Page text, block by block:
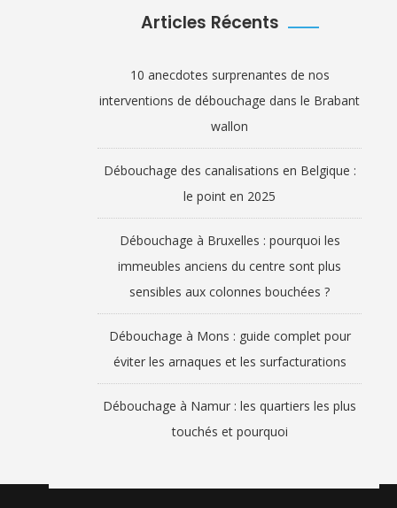
Articles Récents
10 anecdotes surprenantes de nos
interventions de débouchage dans le Brabant
wallon
Débouchage des canalisations en Belgique :
le point en 2025
Débouchage à Bruxelles : pourquoi les
immeubles anciens du centre sont plus
sensibles aux colonnes bouchées ?
Débouchage à Mons : guide complet pour
éviter les arnaques et les surfacturations
Débouchage à Namur : les quartiers les plus
touchés et pourquoi